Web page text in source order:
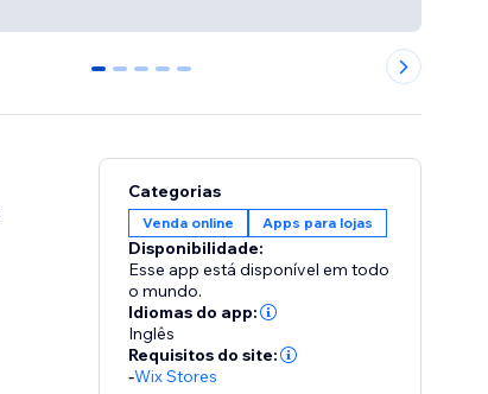
0 1 2 3 4
Categorias
Venda online Apps para lojas
Disponibilidade:
Esse app está disponível em todo
o mundo.
Idiomas do app:
Inglês
Requisitos do site:
-Wix Stores